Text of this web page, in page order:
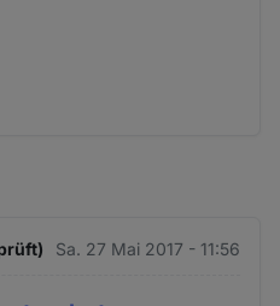
Sa. 27 Mai 2017 - 11:56